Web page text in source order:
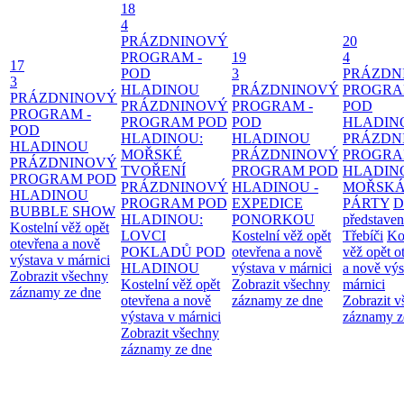
17
3
PRÁZDNINOVÝ
PROGRAM -
POD
HLADINOU
PRÁZDNINOVÝ
PROGRAM POD
HLADINOU
BUBBLE SHOW
Kostelní věž opět
otevřena a nově
výstava v márnici
Zobrazit všechny
záznamy ze dne
18
4
PRÁZDNINOVÝ
PROGRAM -
POD
HLADINOU
PRÁZDNINOVÝ
PROGRAM POD
HLADINOU:
MOŘSKÉ
TVOŘENÍ
PRÁZDNINOVÝ
PROGRAM POD
HLADINOU:
LOVCI
POKLADŮ POD
HLADINOU
Kostelní věž opět
otevřena a nově
výstava v márnici
Zobrazit všechny
záznamy ze dne
19
3
PRÁZDNINOVÝ
PROGRAM -
POD
HLADINOU
PRÁZDNINOVÝ
PROGRAM POD
HLADINOU -
EXPEDICE
PONORKOU
Kostelní věž opět
otevřena a nově
výstava v márnici
Zobrazit všechny
záznamy ze dne
20
4
POD
PÁRTY
Třebíči
věž opět
a nově
márnici
Zobrazit
záznamy